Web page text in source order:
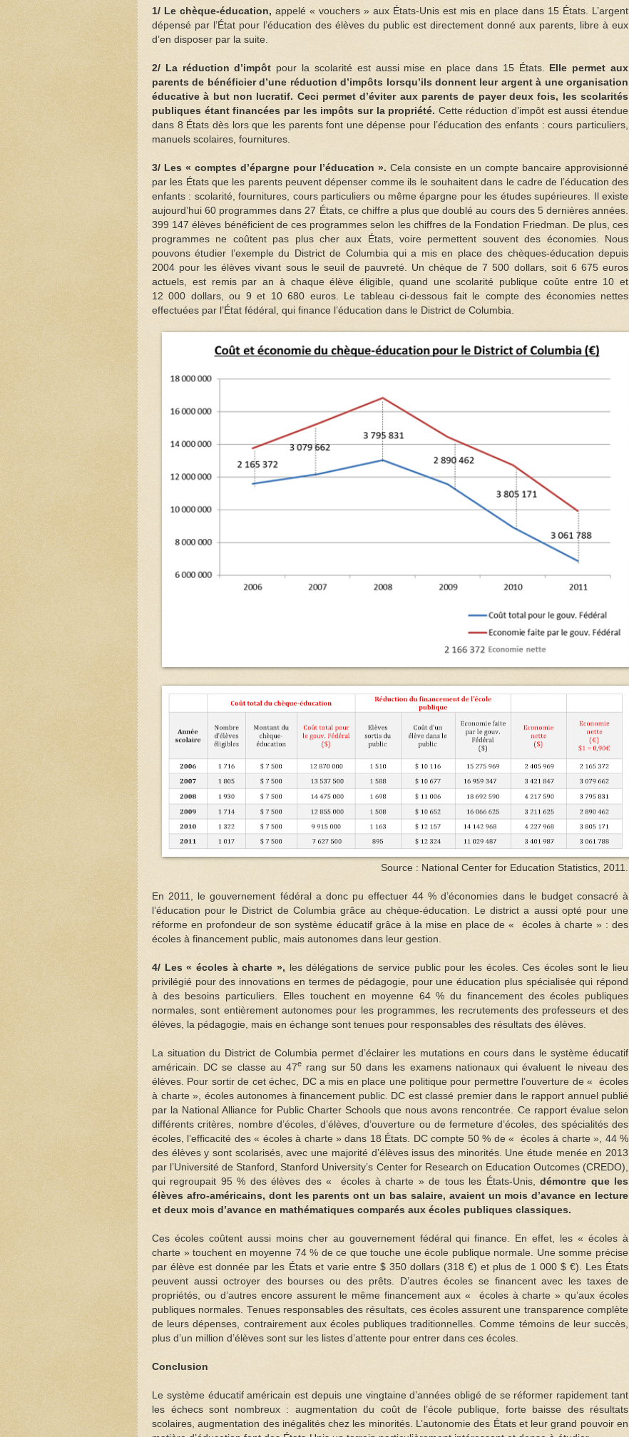
1/ Le chèque-éducation, appelé « vouchers » aux États-Unis est mis en place dans 15 États. L’argent
dépensé par l’État pour l’éducation des élèves du public est directement donné aux parents, libre à eux
d’en disposer par la suite.
2/ La réduction d’impôt pour la scolarité est aussi mise en place dans 15 États.
Elle permet aux
parents de bénéficier d’une réduction d’impôts lorsqu’ils donnent leur argent à une organisation
éducative à but non lucratif. Ceci permet d’éviter aux parents de payer deux fois, les scolarités
publiques étant financées par les impôts sur la propriété. Cette réduction d’impôt est aussi étendue
dans 8 États dès lors que les parents font une dépense pour l’éducation des enfants : cours particuliers,
manuels scolaires, fournitures.
3/ Les « comptes d’épargne pour l’éducation ». Cela consiste en un compte bancaire approvisionné
par les États que les parents peuvent dépenser comme ils le souhaitent dans le cadre de l’éducation des
enfants : scolarité, fournitures, cours particuliers ou même épargne pour les études supérieures. Il existe
aujourd’hui 60 programmes dans 27 États, ce chiffre a plus que doublé au cours des 5 dernières années.
399 147 élèves bénéficient de ces programmes selon les chiffres de la Fondation Friedman. De plus, ces
programmes ne coûtent pas plus cher aux États, voire permettent souvent des économies. Nous
pouvons étudier l’exemple du District de Columbia qui a mis en place des chèques-éducation depuis
2004 pour les élèves vivant sous le seuil de pauvreté. Un chèque de 7 500 dollars, soit 6 675 euros
actuels, est remis par an à chaque élève éligible, quand une scolarité publique coûte entre 10 et
12 000 dollars, ou 9 et 10 680 euros. Le tableau ci-dessous fait le compte des économies nettes
effectuées par l’État fédéral, qui finance l’éducation dans le District de Columbia.
Source : National Center for Education Statistics, 2011.
En 2011, le gouvernement fédéral a donc pu effectuer 44 % d’économies dans le budget consacré à
l’éducation pour le District de Columbia grâce au chèque-éducation. Le district a aussi opté pour une
réforme en profondeur de son système éducatif grâce à la mise en place de « écoles à charte » : des
écoles à financement public, mais autonomes dans leur gestion.
4/ Les « écoles à charte », les délégations de service public pour les écoles. Ces écoles sont le lieu
privilégié pour des innovations en termes de pédagogie, pour une éducation plus spécialisée qui répond
à des besoins particuliers. Elles touchent en moyenne 64 % du financement des écoles publiques
normales, sont entièrement autonomes pour les programmes, les recrutements des professeurs et des
élèves, la pédagogie, mais en échange sont tenues pour responsables des résultats des élèves.
La situation du District de Columbia permet d’éclairer les mutations en cours dans le système éducatif
américain. DC se classe au 47e rang sur 50 dans les examens nationaux qui évaluent le niveau des
élèves. Pour sortir de cet échec, DC a mis en place une politique pour permettre l’ouverture de « écoles
à charte », écoles autonomes à financement public. DC est classé premier dans le rapport annuel publié
par la National Alliance for Public Charter Schools que nous avons rencontrée. Ce rapport évalue selon
différents critères, nombre d’écoles, d’élèves, d’ouverture ou de fermeture d’écoles, des spécialités des
écoles, l’efficacité des « écoles à charte » dans 18 États. DC compte 50 % de « écoles à charte », 44 %
des élèves y sont scolarisés, avec une majorité d’élèves issus des minorités. Une étude menée en 2013
par l’Université de Stanford, Stanford University’s Center for Research on Education Outcomes (CREDO),
qui regroupait 95 % des élèves des « écoles à charte » de tous les États-Unis,démontre que les
élèves afro-américains, dont les parents ont un bas salaire, avaient un mois d’avance en lecture
et deux mois d’avance en mathématiques comparés aux écoles publiques classiques.
Ces écoles coûtent aussi moins cher au gouvernement fédéral qui finance. En effet, les « écoles à
charte » touchent en moyenne 74 % de ce que touche une école publique normale. Une somme précise
par élève est donnée par les États et varie entre $ 350 dollars (318 €) et plus de 1 000 $ €). Les États
peuvent aussi octroyer des bourses ou des prêts. D’autres écoles se financent avec les taxes de
propriétés, ou d’autres encore assurent le même financement aux « écoles à charte » qu’aux écoles
publiques normales. Tenues responsables des résultats, ces écoles assurent une transparence complète
de leurs dépenses, contrairement aux écoles publiques traditionnelles. Comme témoins de leur succès,
plus d’un million d’élèves sont sur les listes d’attente pour entrer dans ces écoles.
Conclusion
Le système éducatif américain est depuis une vingtaine d’années obligé de se réformer rapidement tant
les échecs sont nombreux : augmentation du coût de l’école publique, forte baisse des résultats
scolaires, augmentation des inégalités chez les minorités. L’autonomie des États et leur grand pouvoir en